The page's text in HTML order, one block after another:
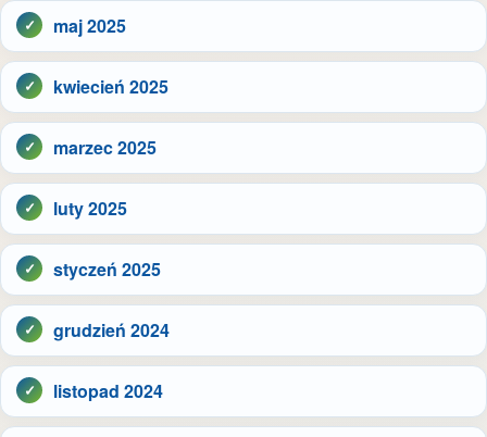
maj 2025
kwiecień 2025
marzec 2025
luty 2025
styczeń 2025
grudzień 2024
listopad 2024